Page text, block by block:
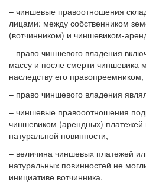
– чиншевые правоотношения
лицами: между собственником
(вотчинником) и чиншевиком-
– право чиншевого владения
массу и после смерти чиншевика
наследству его правопреемником,
– право чиншевого владения
– чиншевые правооотношения
чиншевиком (арендных) платежей
натуральной повинности,
– величина чиншевых платежей
натуральных повинностей не
инициативе вотчинника.